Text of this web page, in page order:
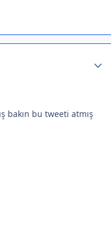
bakın bu tweeti atmış